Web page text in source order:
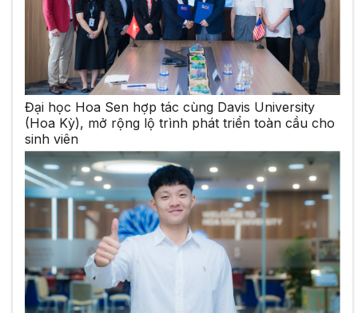
Đại học Hoa Sen hợp tác cùng Davis University
(Hoa Kỳ), mở rộng lộ trình phát triển toàn cầu cho
sinh viên